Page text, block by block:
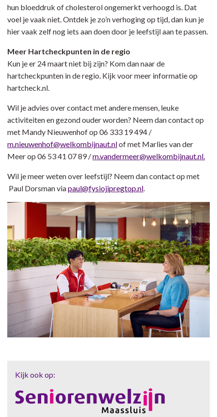
hun bloeddruk of cholesterol ongemerkt verhoogd is. Dat
voel je vaak niet. Ontdek je zo’n verhoging op tijd, dan kun je
hier vaak zelf nog iets aan doen door je leefstijl aan te passen.
Meer Hartcheckpunten in de regio
Kun je er 24 maart niet bij zijn? Kom dan naar de
hartcheckpunten in de regio. Kijk voor meer informatie op
hartcheck.nl.
Wil je advies over contact met andere mensen, leuke
activiteiten en gezond ouder worden? Neem dan contact op
met Mandy Nieuwenhof op 06 333 19 494 /
m.nieuwenhof@welkombijnaut.nlof met Marlies van der
Meer op 06 53 41 07 89 /m.vandermeer@welkombijnaut.nl.
Wil je meer weten over leefstijl? Neem dan contact op met
Paul Dorsman viapaul@fysiojipregtop.nl.
Kijk ook op: